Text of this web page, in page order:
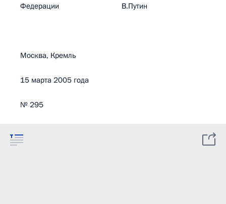
Федерации В.Путин
Москва, Кремль
15 марта 2005 года
№ 295